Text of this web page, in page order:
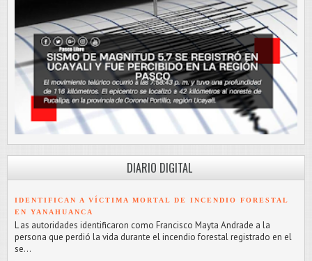
DIARIO DIGITAL
IDENTIFICAN A VÍCTIMA MORTAL DE INCENDIO FORESTAL
EN YANAHUANCA
L as autoridades identificaron como Francisco Mayta Andrade a la
persona que perdió la vida durante el incendio forestal registrado en el
se...